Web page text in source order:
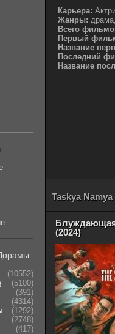
Карьера:
Жанры:
Всего
Первый
Название
Последний
Название
Taskya
(2024)
(10552)
(5100)
(391)
(4314)
(1292)
(2748)
(417)